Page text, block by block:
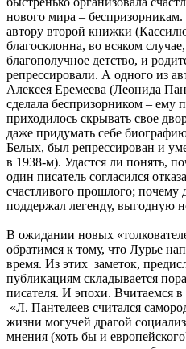
нового мира –
автору второй книжки
благосклонна, во всяком
благополучное детство, и
репрессировали. А одного из
Алексея Еремеева (Леонида
сделала беспризорником – ему
приходилось скрывать свое
даже придумать себе
Белых, был репрессирован и
в 1938-м). Удастся ли понять,
один писатель согласился
счастливого прошлого; почему
поддержал легенду, выгодную
В ожидании новых
обратимся к тому, что Лурье
время. Из этих заметок,
публикациям складывается
писателя. И эпохи. Вчитаемся в
«Л. Пантелеев считался
жизни могучей драгой
мнения (хоть бы и